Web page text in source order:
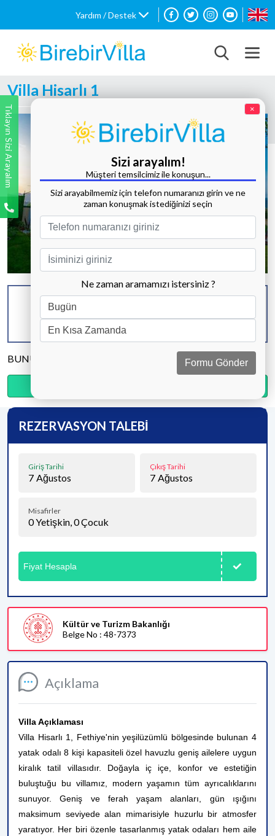
Yardım / Destek
Villa Hisarlı 1
Tüm Fotoğrafları Göster
KAPASİTE
8 KİŞİ
BANYO & WC
4 ADET
YATAK ODASI
BUNU PAYLAŞ
Açıklama
Villa Açıklaması
Villa Hisarlı 1, Fethiye'nin yeşilüzümlü bölgesinde bulunan 4
yatak odalı 8 kişi kapasiteli özel havuzlu geniş ailelere uygun
kiralık tatil villasıdır. Doğayla iç içe, konfor ve estetiğin
buluştuğu bu villamız, modern yaşamın tüm ayrıcalıklarını
sunuyor. Geniş ve ferah yaşam alanları, gün ışığını
maksimum seviyede alan mimarisiyle huzurlu bir atmosfer
yaratıyor. Her biri özenle tasarlanmış yatak odaları hem aile
REZERVASYON TALEBİ
Giriş Tarihi
7 Ağustos
Çıkış Tarihi
7 Ağustos
Misafirler
0Yetişkin,0Çocuk
Fiyat Hesapla
Kültür ve Turizm Bakanlığı
Belge No : 48-7373
Tıklayın Sizi Arayalım ×
Sizi arayalım!
Müşteri temsilcimiz ile konuşun...
Sizi arayabilmemiz için telefon numaranızı girin ve ne
zaman konuşmak istediğinizi seçin
Ne zaman aramamızı istersiniz ?
Formu Gönder